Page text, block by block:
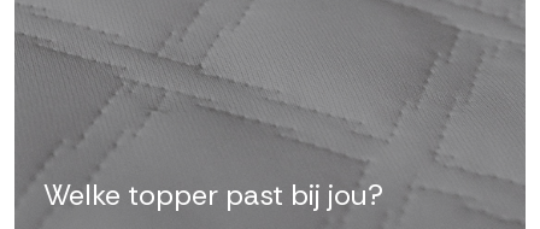
Welke topper past bij jou?